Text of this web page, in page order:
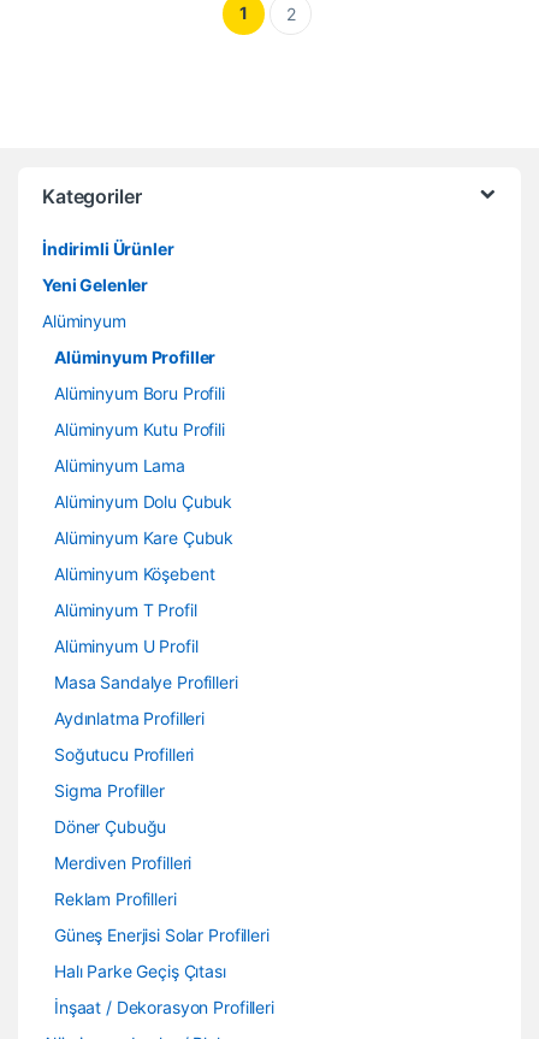
1 2
Kategoriler
İndirimli Ürünler
Yeni Gelenler
Alüminyum
Alüminyum Profiller
Alüminyum Boru Profili
Alüminyum Kutu Profili
Alüminyum Lama
Alüminyum Dolu Çubuk
Alüminyum Kare Çubuk
Alüminyum Köşebent
Alüminyum T Profil
Alüminyum U Profil
Masa Sandalye Profilleri
Aydınlatma Profilleri
Soğutucu Profilleri
Sigma Profiller
Döner Çubuğu
Merdiven Profilleri
Reklam Profilleri
Güneş Enerjisi Solar Profilleri
Halı Parke Geçiş Çıtası
İnşaat / Dekorasyon Profilleri